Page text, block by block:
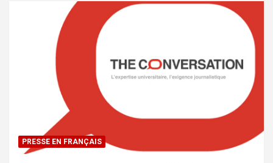
PRESSE EN FRANÇAIS